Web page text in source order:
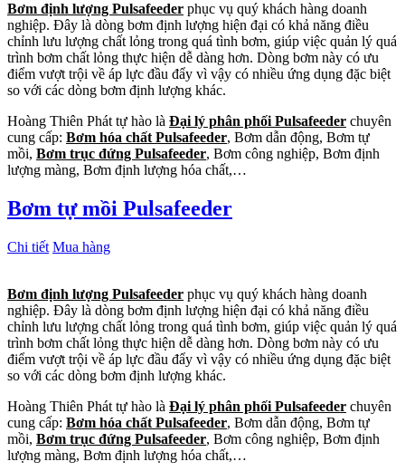
Bơm định lượng Pulsafeeder phục vụ quý khách hàng doanh
nghiệp. Đây là dòng bơm định lượng hiện đại có khả năng điều
chỉnh lưu lượng chất lỏng trong quá tình bơm, giúp việc quản lý quá
trình bơm chất lỏng thực hiện dễ dàng hơn. Dòng bơm này có ưu
điểm vượt trội về áp lực đầu đẩy vì vậy có nhiều ứng dụng đặc biệt
so với các dòng bơm định lượng khác.
Hoàng Thiên Phát tự hào là Đại lý phân phối Pulsafeeder chuyên
cung cấp: Bơm hóa chất Pulsafeeder, Bơm dẫn động, Bơm tự
mồi, Bơm trục đứng Pulsafeeder, Bơm công nghiệp, Bơm định
lượng màng, Bơm định lượng hóa chất,…
Bơm tự mồi Pulsafeeder
Chi tiết Mua hàng
Bơm định lượng Pulsafeeder phục vụ quý khách hàng doanh
nghiệp. Đây là dòng bơm định lượng hiện đại có khả năng điều
chỉnh lưu lượng chất lỏng trong quá tình bơm, giúp việc quản lý quá
trình bơm chất lỏng thực hiện dễ dàng hơn. Dòng bơm này có ưu
điểm vượt trội về áp lực đầu đẩy vì vậy có nhiều ứng dụng đặc biệt
so với các dòng bơm định lượng khác.
Hoàng Thiên Phát tự hào là Đại lý phân phối Pulsafeeder chuyên
cung cấp: Bơm hóa chất Pulsafeeder, Bơm dẫn động, Bơm tự
mồi, Bơm trục đứng Pulsafeeder, Bơm công nghiệp, Bơm định
lượng màng, Bơm định lượng hóa chất,…